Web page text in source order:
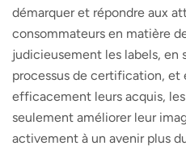
démarquer et répondre aux
consommateurs en matière
judicieusement les labels, en
processus de certification, et
efficacement leurs acquis,
seulement améliorer leur
activement à un avenir plus